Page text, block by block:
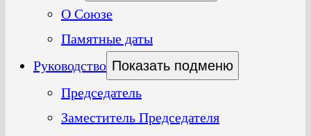
О Союзе
Памятные даты
Руководство Показать подменю
Председатель
Заместитель Председателя